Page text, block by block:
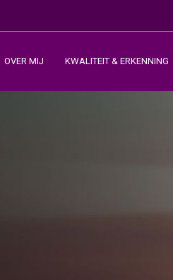
OVER MIJ KWALITEIT & ERKENNING